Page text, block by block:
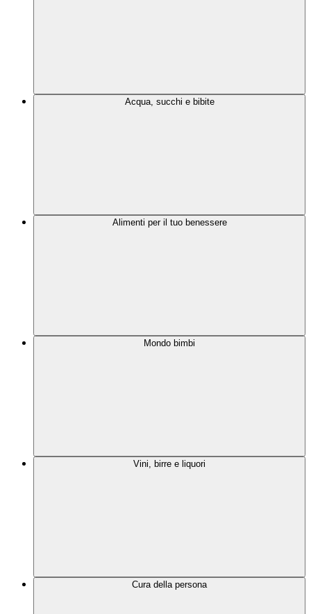
Acqua, succhi e bibite
Alimenti per il tuo benessere
Mondo bimbi
Vini, birre e liquori
Cura della persona